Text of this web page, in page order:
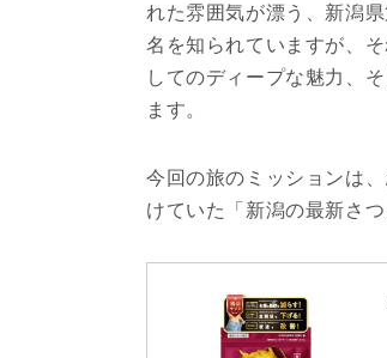
れた雰囲気が漂う、新潟
名を知られていますが、
してのディープな魅力、
ます。
今回の旅のミッションは
けていた「新潟の最新さ